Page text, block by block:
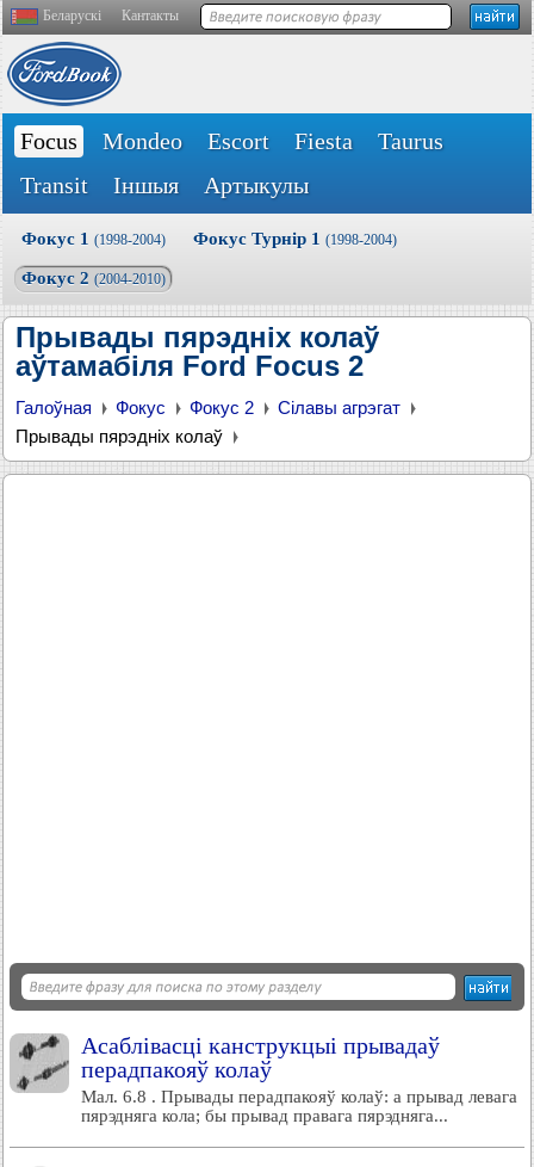
Беларускі Кантакты
Focus Mondeo Escort Fiesta
Taurus
Transit
Іншыя Артыкулы
Фокус 1 (1998-2004) Фокус Турнір 1 (1998-2004)
Фокус 2 (2004-2010)
Прывады пярэдніх колаў
аўтамабіля Ford Focus 2
Галоўная Фокус Фокус 2
Сілавы агрэгат
Прывады пярэдніх колаў
Асаблівасці канструкцыі прывадаў
перадпакояў колаў
Мал. 6.8 . Прывады перадпакояў колаў: а прывад левага
пярэдняга кола; бы прывад правага пярэдняга...